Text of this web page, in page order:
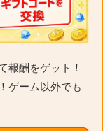
報酬をゲット！
ゲーム以外でも